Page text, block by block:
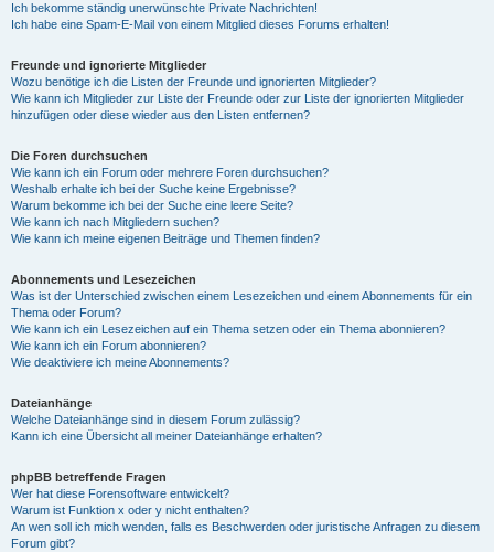
Ich bekomme ständig unerwünschte Private Nachrichten!
Ich habe eine Spam-E-Mail von einem Mitglied dieses Forums erhalten!
Freunde und ignorierte Mitglieder
Wozu benötige ich die Listen der Freunde und ignorierten Mitglieder?
Wie kann ich Mitglieder zur Liste der Freunde oder zur Liste der ignorierten Mitglieder
hinzufügen oder diese wieder aus den Listen entfernen?
Die Foren durchsuchen
Wie kann ich ein Forum oder mehrere Foren durchsuchen?
Weshalb erhalte ich bei der Suche keine Ergebnisse?
Warum bekomme ich bei der Suche eine leere Seite?
Wie kann ich nach Mitgliedern suchen?
Wie kann ich meine eigenen Beiträge und Themen finden?
Abonnements und Lesezeichen
Was ist der Unterschied zwischen einem Lesezeichen und einem Abonnements für ein
Thema oder Forum?
Wie kann ich ein Lesezeichen auf ein Thema setzen oder ein Thema abonnieren?
Wie kann ich ein Forum abonnieren?
Wie deaktiviere ich meine Abonnements?
Dateianhänge
Welche Dateianhänge sind in diesem Forum zulässig?
Kann ich eine Übersicht all meiner Dateianhänge erhalten?
phpBB betreffende Fragen
Wer hat diese Forensoftware entwickelt?
Warum ist Funktion x oder y nicht enthalten?
An wen soll ich mich wenden, falls es Beschwerden oder juristische Anfragen zu diesem
Forum gibt?